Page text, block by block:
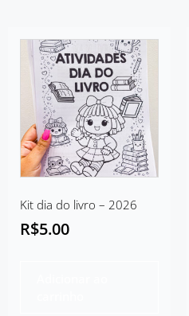
Kit dia do livro – 2026
R$5.00